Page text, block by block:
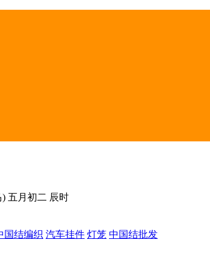
) 五月初二 辰时
国结编织 汽车挂件 灯笼 中国结批发